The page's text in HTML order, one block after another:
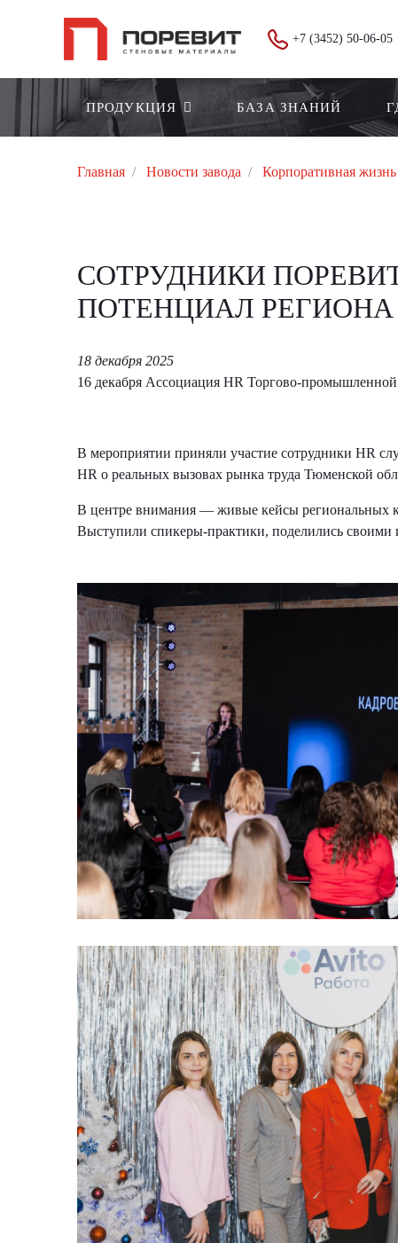
+7 (3452) 50-06-05
ПРОДУКЦИЯ БАЗА ЗНАНИЙ
Главная Новости завода Корпоративная
СОТРУДНИКИ
ПОТЕНЦИАЛ РЕГИОНА
18 декабря 2025
16 декабря Ассоциация HR Торгово-
В мероприятии приняли участие сотрудники HR
HR о реальных вызовах рынка труда Тюменской
В центре внимания — живые кейсы региональных
Выступили спикеры-практики, поделились своими